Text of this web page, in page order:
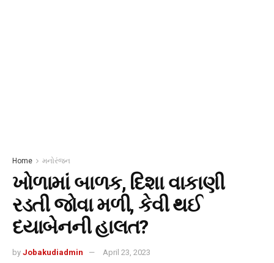
Home મનોરંજન
ખોળામાં બાળક, દિશા વાકાણી
રડતી જોવા મળી, કેવી થઈ
દયાબેનની હાલત?
by Jobakudiadmin April 23, 2023